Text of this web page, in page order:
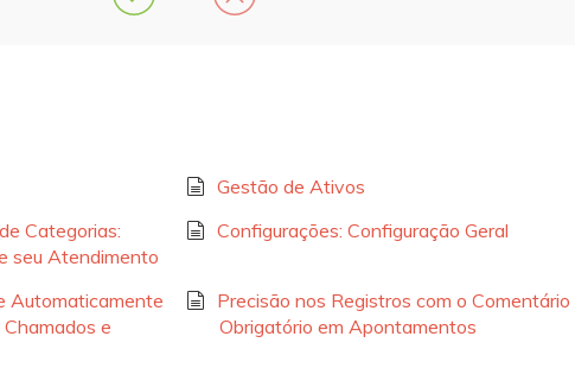
Gestão de Ativos
Categorias:
seu Atendimento
Configurações: Configuração Geral
Automaticamente
e
Precisão nos Registros com o Comentário
Obrigatório em Apontamentos